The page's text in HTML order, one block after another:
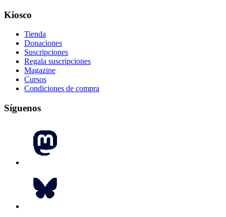
Kiosco
Tienda
Donaciones
Suscripciones
Regala suscripciones
Magazine
Cursos
Condiciones de compra
Síguenos